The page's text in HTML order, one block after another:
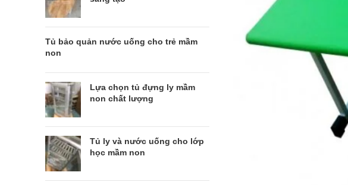
Tủ bảo quản nước uống cho trẻ mầm
non
Lựa chọn tủ đựng ly mầm
non chất lượng
Tủ ly và nước uống cho lớp
học mầm non